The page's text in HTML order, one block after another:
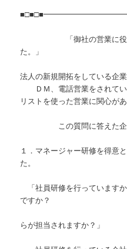
「御社の営業に役立つ
た。」
法人の新規開拓をしている企
ＤＭ、電話営業をされてい
リストを使った営業に関心が
この質問に答えた企業
１．マネージャー研修を得意
た。
「社員研修を行っていま
ですか？
社外、
らが担当されますか？」